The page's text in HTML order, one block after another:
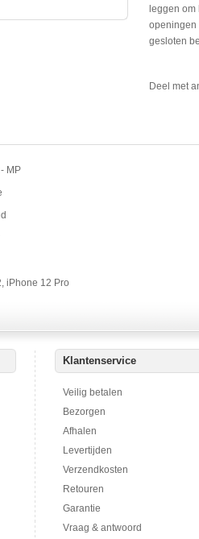
leggen
openingen
gesloten
Deel met
MP
iPhone 12 Pro
Klantenservice
Veilig betalen
Bezorgen
Afhalen
Levertijden
Verzendkosten
Retouren
Garantie
Vraag & antwoord